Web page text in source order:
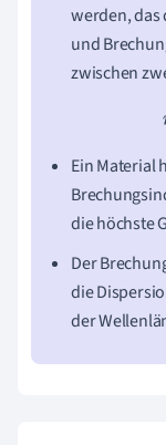
werden, das
und
zwischen
Ein Material
die höchste
Der
die
der